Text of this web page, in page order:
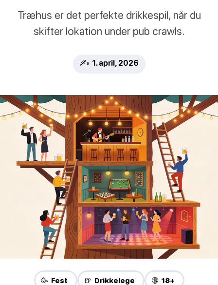
Træhus er det perfekte drikkespil, når du
skifter lokation under pub crawls.
✍️ 1. april, 2026
🥳 Fest 🍺 Drikkelege 🔞 18+